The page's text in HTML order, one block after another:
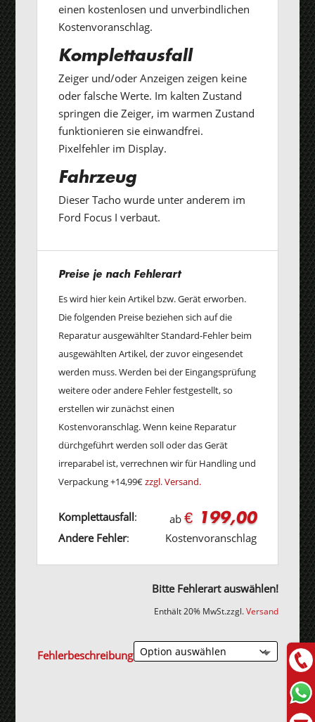
einen kostenlosen und unverbindlichen
Kostenvoranschlag.
Komplettausfall
Zeiger und/oder Anzeigen zeigen keine
oder falsche Werte. Im kalten Zustand
springen die Zeiger, im warmen Zustand
funktionieren sie einwandfrei.
Pixelfehler im Display.
Fahrzeug
Dieser Tacho wurde unter anderem im
Ford Focus I verbaut.
Preise je nach Fehlerart
Es wird hier kein Artikel bzw. Gerät erworben.
Die folgenden Preise beziehen sich auf die
Reparatur ausgewählter Standard-Fehler beim
ausgewählten Artikel, der zuvor eingesendet
werden muss. Werden bei der Eingangsprüfung
weitere oder andere Fehler festgestellt, so
erstellen wir zunächst einen
Kostenvoranschlag. Wenn keine Reparatur
dürchgeführt werden soll oder das Gerät
irreparabel ist, verrechnen wir für Handling und
Verpackung +14,99€zzgl. Versand.
Komplettausfall: ab € 199,00
Andere Fehler: Kostenvoranschlag
Bitte Fehlerart auswählen!
Enthält 20% MwSt.zzgl.Versand
Fehlerbeschreibung